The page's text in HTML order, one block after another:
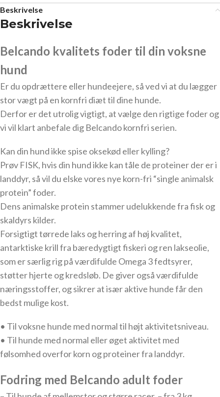
Beskrivelse
Beskrivelse
Belcando kvalitets foder til din voksne
hund
Er du opdrættere eller hundeejere, så ved vi at du lægger
stor vægt på en kornfri diæt til dine hunde.
Derfor er det utrolig vigtigt, at vælge den rigtige foder og
vi vil klart anbefale dig Belcando kornfri serien.
Kan din hund ikke spise oksekød eller kylling?
Prøv FISK, hvis din hund ikke kan tåle de proteiner der er i
landdyr, så vil du elske vores nye korn-fri “single animalsk
protein” foder.
Dens animalske protein stammer udelukkende fra fisk og
skaldyrs kilder.
Forsigtigt tørrede laks og herring af høj kvalitet,
antarktiske krill fra bæredygtigt fiskeri og ren lakseolie,
som er særlig rig på værdifulde Omega 3 fedtsyrer,
støtter hjerte og kredsløb. De giver også værdifulde
næringsstoffer, og sikrer at især aktive hunde får den
bedst mulige kost.
• Til voksne hunde med normal til højt aktivitetsniveau.
• Til hunde med normal eller øget aktivitet med
følsomhed overfor korn og proteiner fra landdyr.
Fodring med Belcando adult foder